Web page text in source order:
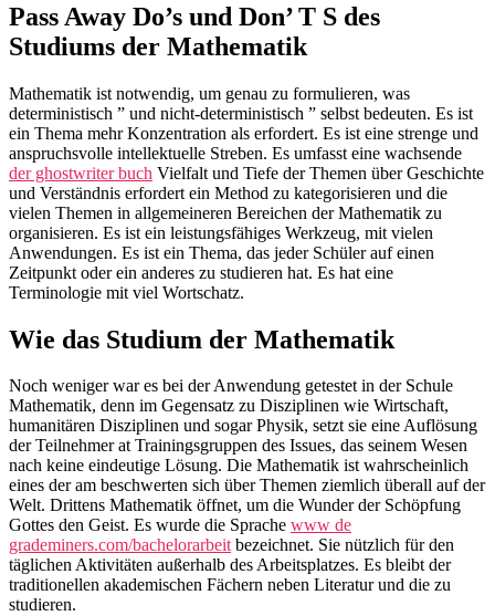
Pass Away Do’s und Don’ T S des
Studiums der Mathematik
Mathematik ist notwendig, um genau zu formulieren, was
deterministisch ” und nicht-deterministisch ” selbst bedeuten. Es ist
ein Thema mehr Konzentration als erfordert. Es ist eine strenge und
anspruchsvolle intellektuelle Streben. Es umfasst eine wachsende
der ghostwriter buch Vielfalt und Tiefe der Themen über Geschichte
und Verständnis erfordert ein Method zu kategorisieren und die
vielen Themen in allgemeineren Bereichen der Mathematik zu
organisieren. Es ist ein leistungsfähiges Werkzeug, mit vielen
Anwendungen. Es ist ein Thema, das jeder Schüler auf einen
Zeitpunkt oder ein anderes zu studieren hat. Es hat eine
Terminologie mit viel Wortschatz.
Wie das Studium der Mathematik
Noch weniger war es bei der Anwendung getestet in der Schule
Mathematik, denn im Gegensatz zu Disziplinen wie Wirtschaft,
humanitären Disziplinen und sogar Physik, setzt sie eine Auflösung
der Teilnehmer at Trainingsgruppen des Issues, das seinem Wesen
nach keine eindeutige Lösung. Die Mathematik ist wahrscheinlich
eines der am beschwerten sich über Themen ziemlich überall auf der
Welt. Drittens Mathematik öffnet, um die Wunder der Schöpfung
Gottes den Geist. Es wurde die Sprache www de
grademiners.com/bachelorarbeitbezeichnet. Sie nützlich für den
täglichen Aktivitäten außerhalb des Arbeitsplatzes. Es bleibt der
traditionellen akademischen Fächern neben Literatur und die zu
studieren.